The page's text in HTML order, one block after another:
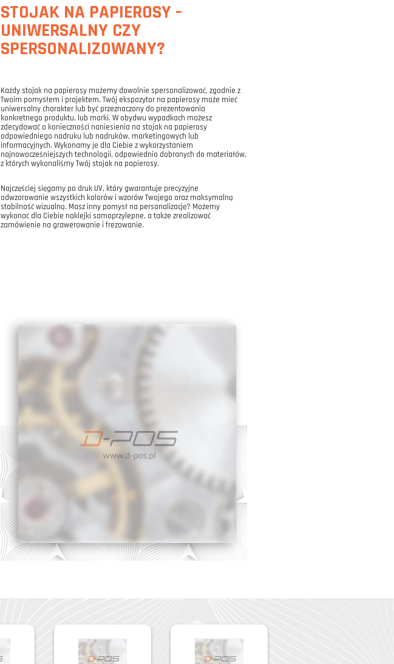
STOJAK NA PAPIEROSY –
UNIWERSALNY CZY
SPERSONALIZOWANY?
Każdy stojak na papierosy możemy dowolnie spersonalizować, zgodnie z
Twoim pomysłem i projektem. Twój ekspozytor na papierosy może mieć
uniwersalny charakter lub być przeznaczony do prezentowania
konkretnego produktu, lub marki. W obydwu wypadkach możesz
zdecydować o konieczności naniesienia na stojak na papierosy
odpowiedniego nadruku lub nadruków, marketingowych lub
informacyjnych. Wykonamy je dla Ciebie z wykorzystaniem
najnowocześniejszych technologii, odpowiednio dobranych do materiałów,
z których wykonaliśmy Twój stojak na papierosy.
Najczęściej sięgamy po druk UV, który gwarantuje precyzyjne
odwzorowanie wszystkich kolorów i wzorów Twojego oraz maksymalną
stabilność wizualną. Masz inny pomysł na personalizację? Możemy
wykonać dla Ciebie naklejki samoprzylepne, a także zrealizować
zamówienie na grawerowanie i frezowanie.